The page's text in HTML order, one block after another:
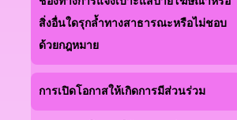
สิ่งอื่นใดรุกล้ำทางสาธารณะหรือไม่ชอบ
ด้วยกฎหมาย
การเปิดโอกาสให้เกิดการมีส่วนร่วม